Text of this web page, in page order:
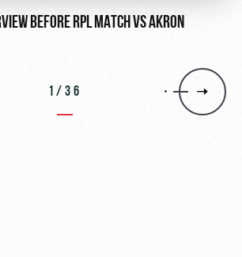
BEFORE RPL MATCH VS AKRON
1/36